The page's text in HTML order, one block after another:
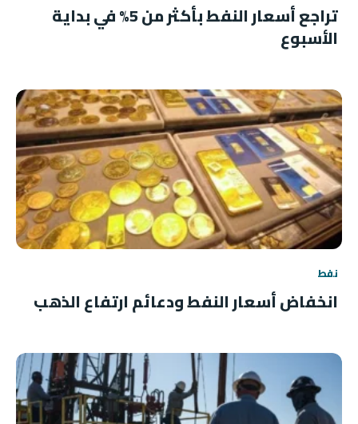
تراجع أسعار النفط بأكثر من 5% في بداية
الأسبوع
نفط
انخفاض أسعار النفط ودعائم ارتفاع الذهب